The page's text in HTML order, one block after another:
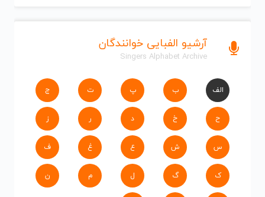
آرشیو الفبایی خوانندگان
Singers Alphabet Archive
الف ب پ ت ج
ح خ د ر ز
س ش ع غ ف
ک گ ل م ن